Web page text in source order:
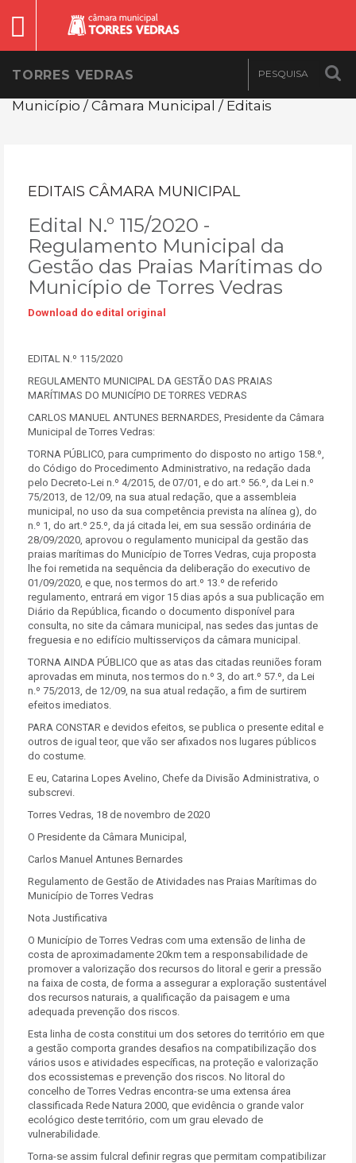
TORRES VEDRAS
Município / Câmara Municipal / Editais
EDITAIS CÂMARA MUNICIPAL
Edital N.º 115/2020 -
Regulamento Municipal da
Gestão das Praias Marítimas do
Município de Torres Vedras
Download do edital original
EDITAL N.º 115/2020
REGULAMENTO MUNICIPAL DA GESTÃO DAS PRAIAS
MARÍTIMAS DO MUNICÍPIO DE TORRES VEDRAS
CARLOS MANUEL ANTUNES BERNARDES, Presidente da Câmara
Municipal de Torres Vedras:
TORNA PÚBLICO, para cumprimento do disposto no artigo 158.º,
do Código do Procedimento Administrativo, na redação dada
pelo Decreto-Lei n.º 4/2015, de 07/01, e do art.º 56.º, da Lei n.º
75/2013, de 12/09, na sua atual redação, que a assembleia
municipal, no uso da sua competência prevista na alínea g), do
n.º 1, do art.º 25.º, da já citada lei, em sua sessão ordinária de
28/09/2020, aprovou o regulamento municipal da gestão das
praias marítimas do Município de Torres Vedras, cuja proposta
lhe foi remetida na sequência da deliberação do executivo de
01/09/2020, e que, nos termos do art.º 13.º de referido
regulamento, entrará em vigor 15 dias após a sua publicação em
Diário da República, ficando o documento disponível para
consulta, no site da câmara municipal, nas sedes das juntas de
freguesia e no edifício multisserviços da câmara municipal.
TORNA AINDA PÚBLICO que as atas das citadas reuniões foram
aprovadas em minuta, nos termos do n.º 3, do art.º 57.º, da Lei
n.º 75/2013, de 12/09, na sua atual redação, a fim de surtirem
efeitos imediatos.
PARA CONSTAR e devidos efeitos, se publica o presente edital e
outros de igual teor, que vão ser afixados nos lugares públicos
do costume.
E eu, Catarina Lopes Avelino, Chefe da Divisão Administrativa, o
subscrevi.
Torres Vedras, 18 de novembro de 2020
O Presidente da Câmara Municipal,
Carlos Manuel Antunes Bernardes
Regulamento de Gestão de Atividades nas Praias Marítimas do
Município de Torres Vedras
Nota Justificativa
O Município de Torres Vedras com uma extensão de linha de
costa de aproximadamente 20km tem a responsabilidade de
promover a valorização dos recursos do litoral e gerir a pressão
na faixa de costa, de forma a assegurar a exploração sustentável
dos recursos naturais, a qualificação da paisagem e uma
adequada prevenção dos riscos.
Esta linha de costa constitui um dos setores do território em que
a gestão comporta grandes desafios na compatibilização dos
vários usos e atividades específicas, na proteção e valorização
dos ecossistemas e prevenção dos riscos. No litoral do
concelho de Torres Vedras encontra-se uma extensa área
classificada Rede Natura 2000, que evidência o grande valor
ecológico deste território, com um grau elevado de
vulnerabilidade.
Torna-se assim fulcral definir regras que permitam compatibilizar